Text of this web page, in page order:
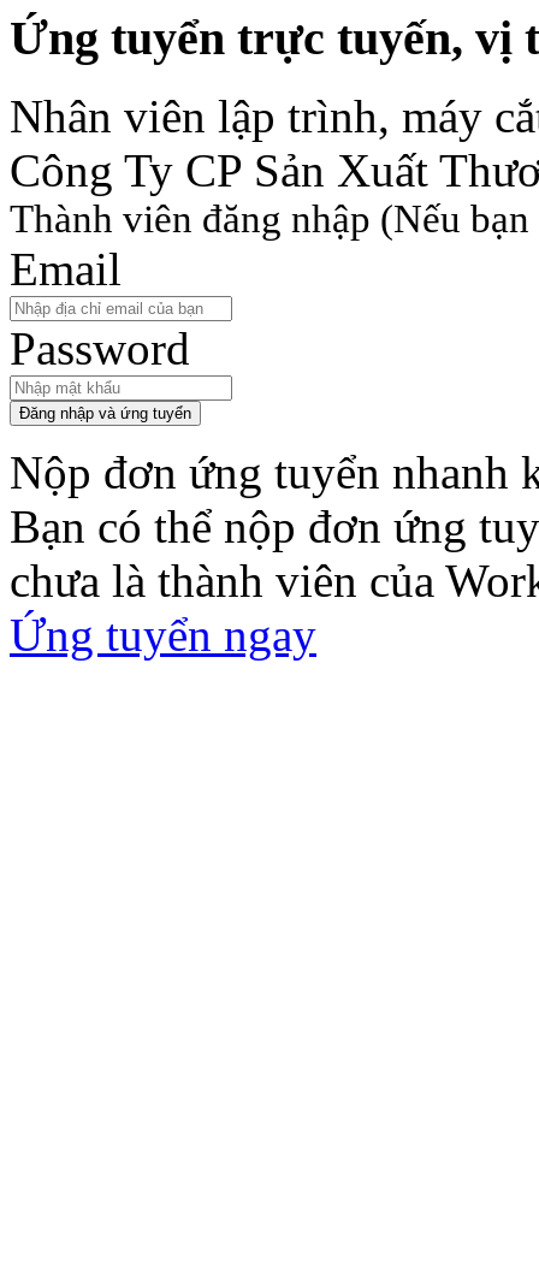
Ứng tuyển trực tuyến, vị
Nhân viên lập trình, máy
Công Ty CP Sản Xuất
Thành viên đăng nhập (Nếu
Email
Password
Đăng nhập và ứng tuyển
Nộp đơn ứng tuyển nhanh
Bạn có thể nộp đơn ứng
chưa là thành viên của
Ứng tuyển ngay